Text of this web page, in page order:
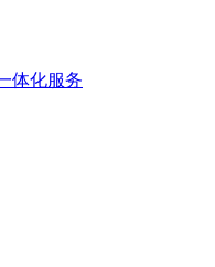
体化服务